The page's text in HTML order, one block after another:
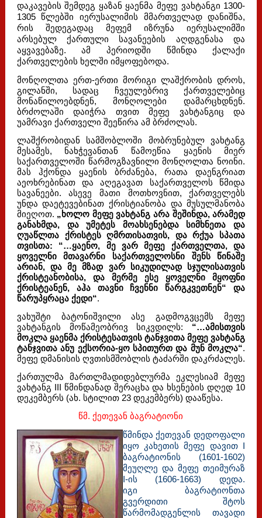
დაკავების შემდეგ ყაზან ყაენმა მეფე ვახტანგი 1300-
1305 წლებში იერუსალიმის მმართველად დანიშნა,
რის შედეგადაც მეფემ იზრუნა იერუსალიმში
არსებულ ქართული სავანეების აღდგენასა და
აყვავებაზე. ამ პერიოდში წმინდა ქალაქი
ქართველების ხელში იმყოფებოდა.
მონღოლთა ერთ-ერთი მორიგი ლაშქრობის დროს,
გილანში, სადაც ჩვეულებრივ ქართველებიც
მონაწილოებდნენ, მონღოლები დამარცხდნენ.
ბრძოლაში დაიჭრა თვით მეფე ვახტანგიც და
უამრავი ქართველი შეეწირა ამ ბრძოლას.
ლაშქრობიდან სამშობლოში მობრუნებულ ვახტანგ
მესამეს, ნახჭევანთან წამოეწია ყაენის მიერ
საქართველოში წარმოგზავნილი მონღოლთა ნოინი.
მას ჰქონდა ყაენის ბრძანება, რათა დაენგრიათ
აეოხრებინათ და აღეგავათ საქართველოს წმიდა
სავანეები. ასევე მათი მოთხოვნით, ქართველებს
უნდა დაეტევებინათ ქრისტიანობა და მუსულმანობა
მიეღოთ. „ხოლო მეფე ვახტანგ არა შეშინდა, არამედ
განახმდა, და უმეტეს მოახსენებდა სიმხნეთა და
ღუაწლთა ქრისტეს ღმრთისათვის, და რქუა სპათა
თვისთა: “…ყაენო, მე ვარ მეფე ქართველთა, და
ყოველნი მთავარნი საქართველოსნი შენს წინაშე
არიან, და მე მზად ვარ სიკუდილად სჯულისათვის
ქრისტეანობისა, და მერმე ესე ყოველნი მყოფნი
ქრისტეანენ, აჰა თავნი ჩვენნი წარგკვეთნენ“ და
წარუპყრაცა ქედი“.
ვახუშტი ბატონიშვილი ასე გადმოგვცემს მეფე
ვახტანგის მოწამეობრივ სიკვდილს: “…ამისთვის
მოკლა ყაენმა ქრისტესათვის ტანჯვითა მეფე ვახტანგ
ტანჯვითა ანუ ექსორია-ყო სპითურთ და მუნ მოკლა“.
მეფე დმანისის ღვთისმშობლის ტაძარში დაკრძალეს.
ქართულმა მართლმადიდებლურმა ეკლესიამ მეფე
ვახტანგ III წმინდანად შერაცხა და ხსენების დღედ 10
დეკემბერს (ახ. სტილით 23 დეკემბერს) დააწესა.
წმ. ქეთევან ბაგრატიონი
წმინდა ქეთევან დედოფალი
იყო კახეთის მეფე დავით I
ბაგრატიონის (1601-1602)
მეუღლე და მეფე თეიმურაზ
I-ის (1606-1663) დედა.
იგი ბაგრატიონთა
გვერდითი შტოს
წარმომადგენლის თავადი